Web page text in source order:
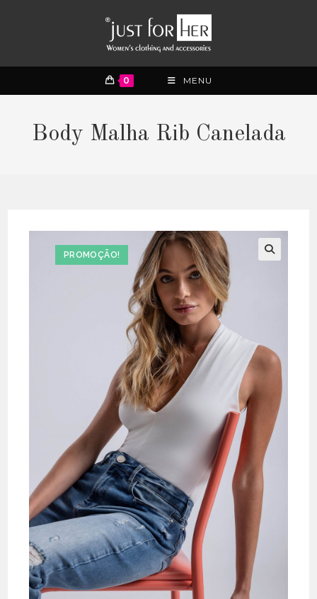
0 MENU
Body Malha Rib Canelada
PROMOÇÃO!